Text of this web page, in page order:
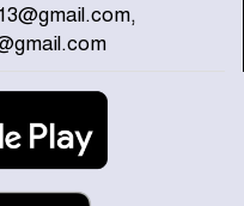
নিয়ে ওমানের সঙ্গে চুক্তি
: ইরান
বিচার এ দেশেই
শক্তিশালীই হোক না কেন,